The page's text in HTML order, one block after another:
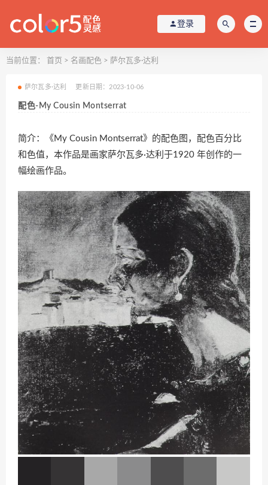
登录
当前位置： 首页 > 名画配色 > 萨尔瓦多·达利
萨尔瓦多·达利 更新日期：2023-10-06
配色-My Cousin Montserrat
简介：《My Cousin Montserrat》的配色图，配色百分比
和色值，本作品是画家萨尔瓦多·达利于1920 年创作的一
幅绘画作品。